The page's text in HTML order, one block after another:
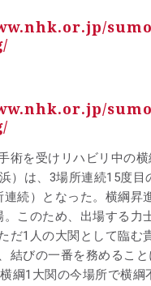
術を受けリハビリ中の
）は、3場所連続15度目
連続）となった。横綱昇
。このため、出場する力
だ1人の大関として臨む
結びの一番を務めること
綱1大関の今場所で横綱